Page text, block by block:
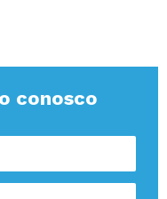
conosco